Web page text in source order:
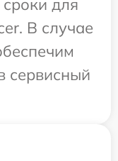
для
В случае
сервисный